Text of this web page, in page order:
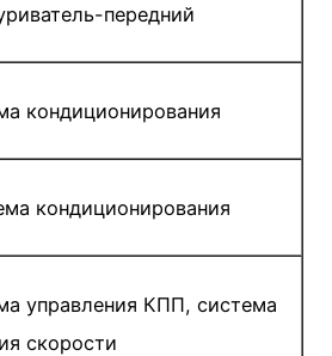
передний
кондиционирования
кондиционирования
управления КПП, система
скорости